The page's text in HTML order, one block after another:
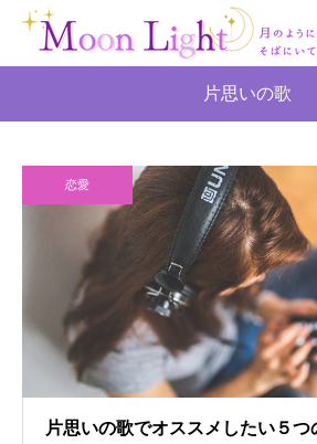
片思いの歌
恋愛
片思いの歌でオススメしたい５つ